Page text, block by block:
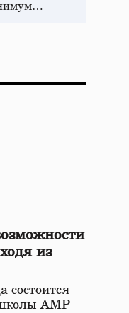
из
состоится
школы АМР